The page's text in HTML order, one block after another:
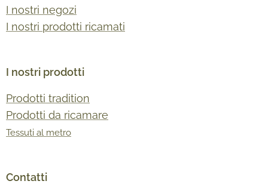
I nostri negozi
I nostri prodotti ricamati
I nostri prodotti
Prodotti tradition
Prodotti da ricamare
Tessuti al metro
Contatti